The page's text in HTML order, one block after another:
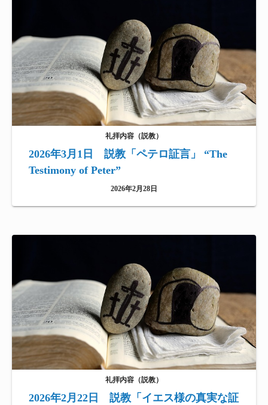
礼拝内容（説教）
2026年3月1日 説教「ペテロ証言」 “The
Testimony of Peter”
2026年2月28日
礼拝内容（説教）
2026年2月22日 説教「イエス様の真実な証